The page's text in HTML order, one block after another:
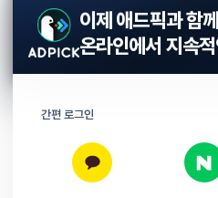
이제 애드픽과 함께
온라인에서 지속
간편 로그인